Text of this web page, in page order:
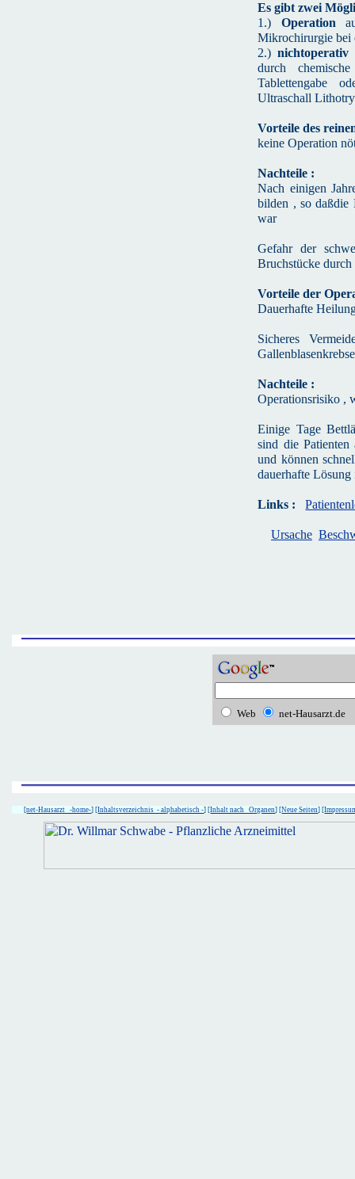
Es gibt zwei
1.) Operation
Mikrochirurgie bei
2.)nichtoperativ
durch
Tablettengabe
Ultraschall
Vorteile des
keine Operation
Nachteile :
Nach einigen
bilden , so daßdie
war
Gefahr der
Bruchstücke
Vorteile der
Dauerhafte
Sicheres
Nachteile :
Operationsrisiko ,
Einige Tage
sind die
und können
dauerhafte
Links :
Ursache
Web net-Hausarzt.de
[net-Hausarzt -home-] [Inhaltsverzeichnis - alphabetisch -] [Inhalt nach Organen] [Neue Seiten] [